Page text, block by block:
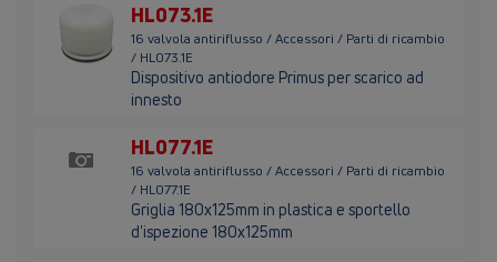
HL073.1E
16 valvola antiriflusso / Accessori / Parti di ricambio
/ HL073.1E
Dispositivo antiodore Primus per scarico ad
innesto
HL077.1E
16 valvola antiriflusso / Accessori / Parti di ricambio
/ HL077.1E
Griglia 180x125mm in plastica e sportello
d'ispezione 180x125mm